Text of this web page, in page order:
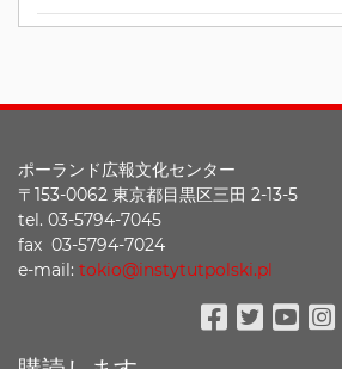
ポーランド広報文化センター
〒153-0062 東京都目黒区三田 2-13-5
tel. 03-5794-7045
fax 03-5794-7024
e-mail: tokio@instytutpolski.pl